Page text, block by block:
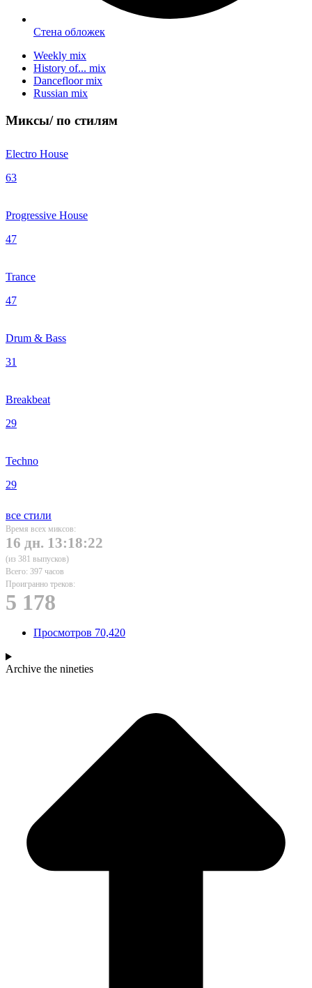
Стена обложек
Weekly mix
History of... mix
Dancefloor mix
Russian mix
Миксы/по стилям
Electro House
63
Progressive House
47
Trance
47
Drum & Bass
31
Breakbeat
29
Techno
29
все стили
Время всех миксов:
16 дн. 13:18:22
(из 381 выпусков)
Всего: 397 часов
Проигранно треков:
5 178
Просмотров 70,420
Archive the nineties